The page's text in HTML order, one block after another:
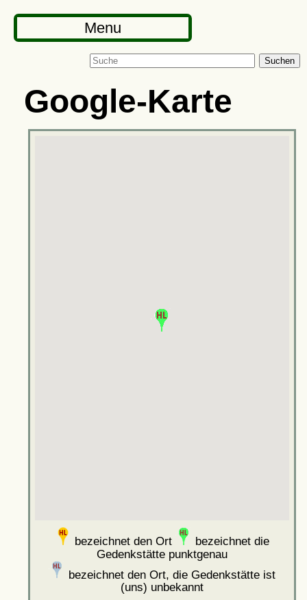
Menu
Suchen
Google-Karte
bezeichnet den Ort
bezeichnet die
Gedenkstätte punktgenau
bezeichnet den Ort, die Gedenkstätte ist
(uns) unbekannt